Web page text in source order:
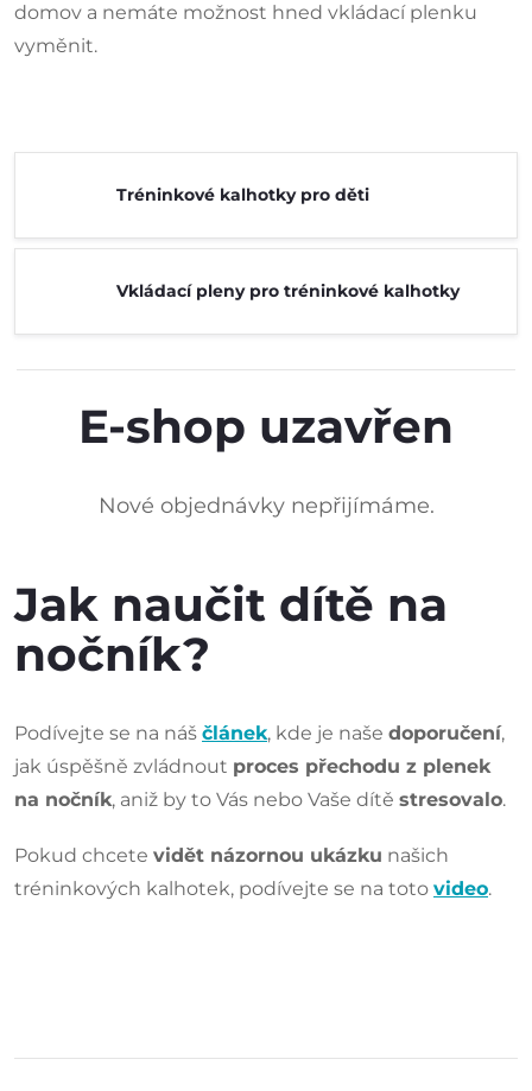
domov a nemáte možnost hned vkládací plenku
vyměnit.
Tréninkové kalhotky pro děti
Vkládací pleny pro tréninkové kalhotky
E-shop uzavřen
Nové objednávky nepřijímáme.
Jak naučit dítě na
nočník?
Podívejte se na náš článek, kde je naše doporučení,
jak úspěšně zvládnout proces přechodu z plenek
na nočník, aniž by to Vás nebo Vaše dítě stresovalo.
Pokud chcete vidět názornou ukázku našich
tréninkových kalhotek, podívejte se na toto video.